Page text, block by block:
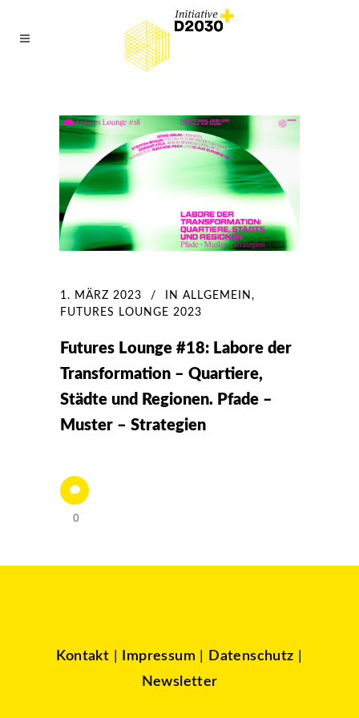
1. MÄRZ 2023 IN ALLGEMEIN ,
FUTURES LOUNGE 2023
Futures Lounge #18: Labore der
Transformation – Quartiere,
Städte und Regionen. Pfade –
Muster – Strategien
0
Kontakt Impressum Datenschutz
Newsletter